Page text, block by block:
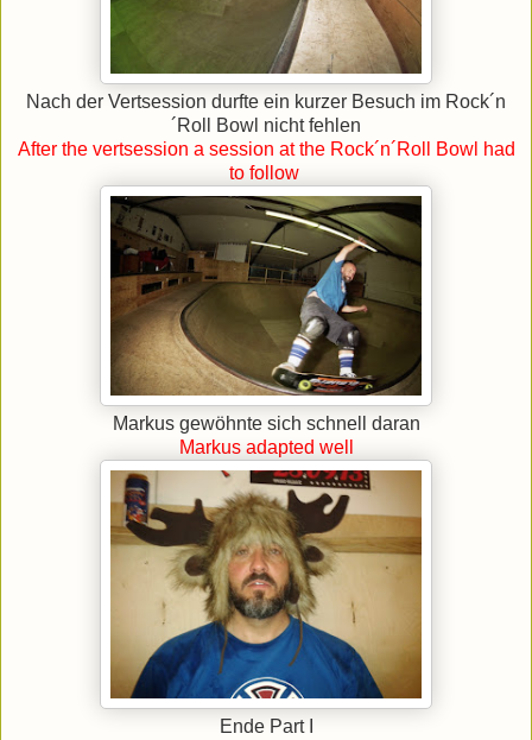
Nach der Vertsession durfte ein kurzer Besuch im Rock´n
´Roll Bowl nicht fehlen
After the vertsession a session at the Rock´n´Roll Bowl had
to follow
Markus gewöhnte sich schnell daran
Markus adapted well
Ende Part I